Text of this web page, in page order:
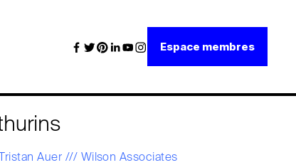
Espace membres
Auer /// Wilson Associates